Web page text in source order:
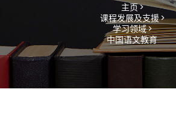
主页 >
课程发展及支援 >
学习领域 >
中国语文教育